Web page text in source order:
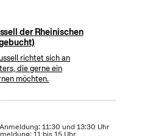
der Rheinischen
richtet sich an
die gerne ein
möchten.
11:30 und 13:30 Uhr